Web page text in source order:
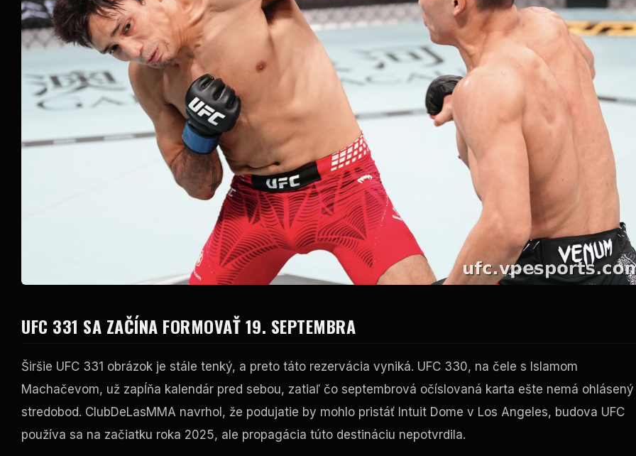
UFC 331 SA ZAČÍNA FORMOVAŤ 19. SEPTEMBRA
Širšie UFC 331 obrázok je stále tenký, a preto táto rezervácia vyniká. UFC 330, na čele s Islamom
Machačevom, už zapĺňa kalendár pred sebou, zatiaľ čo septembrová očíslovaná karta ešte nemá ohlásený
stredobod. ClubDeLasMMA navrhol, že podujatie by mohlo pristáť Intuit Dome v Los Angeles, budova UFC
používa sa na začiatku roka 2025, ale propagácia túto destináciu nepotvrdila.